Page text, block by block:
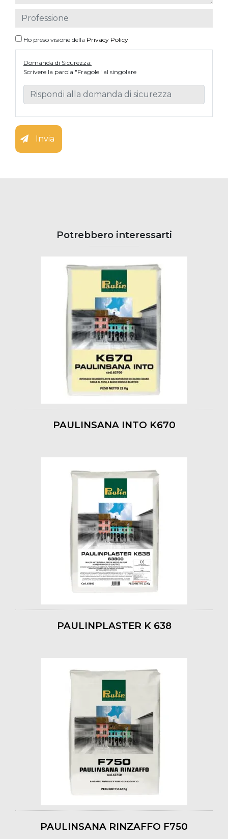
Ho preso visione della Privacy Policy
Domanda di Sicurezza:
Scrivere la parola "Fragole" al singolare
Invia
Potrebbero interessarti
PAULINSANA INTO K670
PAULINPLASTER K 638
PAULINSANA RINZAFFO F750